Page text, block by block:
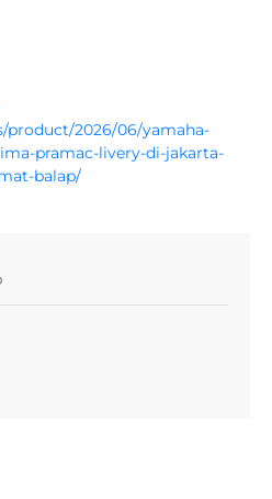
product/2026/06/yamaha-
pramac-livery-di-jakarta-
balap/